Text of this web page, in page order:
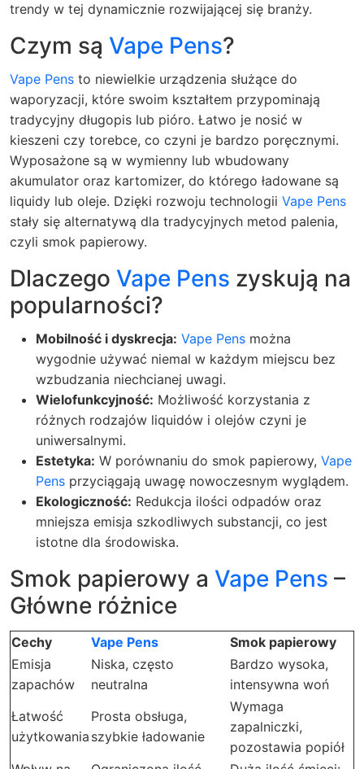
trendy w tej dynamicznie rozwijającej się branży.
Czym są Vape Pens?
Vape Pens to niewielkie urządzenia służące do
waporyzacji, które swoim kształtem przypominają
tradycyjny długopis lub pióro. Łatwo je nosić w
kieszeni czy torebce, co czyni je bardzo poręcznymi.
Wyposażone są w wymienny lub wbudowany
akumulator oraz kartomizer, do którego ładowane są
liquidy lub oleje. Dzięki rozwoju technologii Vape Pens
stały się alternatywą dla tradycyjnych metod palenia,
czyli smok papierowy.
Dlaczego Vape Pens zyskują na
popularności?
Mobilność i dyskrecja: Vape Pens można
wygodnie używać niemal w każdym miejscu bez
wzbudzania niechcianej uwagi.
Wielofunkcyjność: Możliwość korzystania z
różnych rodzajów liquidów i olejów czyni je
uniwersalnymi.
Estetyka: W porównaniu do smok papierowy, Vape
Pens przyciągają uwagę nowoczesnym wyglądem.
Ekologiczność: Redukcja ilości odpadów oraz
mniejsza emisja szkodliwych substancji, co jest
istotne dla środowiska.
Smok papierowy a Vape Pens –
Główne różnice
Cechy Vape Pens
Smok papierowy
Emisja
zapachów
Niska, często
neutralna
Bardzo wysoka,
intensywna woń
Łatwość
użytkowania
Prosta obsługa,
szybkie ładowanie
Wymaga
zapalniczki,
pozostawia popiół